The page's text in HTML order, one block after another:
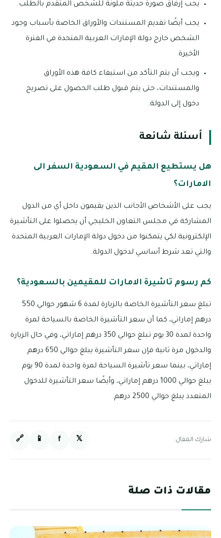
يجب إرفاق صورة حديثة ملونة للشخص المتقدم بالطلب.
يجب أيضًا تقديم المستندات والأوراق الخاصة بأسباب وجود
الشخص خارج دولة الإمارات العربية المتحدة في الفترة
الأخيرة.
ويجب أن يتم التأكد من استيفاء كافة هذه الأوراق
والمستندات، حتى يتم قبول طلب الحصول على تصريح
دخول إلى الدولة.
أسئلة شائعة
هل يستطيع المقيم في السعودية السفر الى
الامارات؟
يجب على الأشخاص الأجانب الذين يقيمون داخل أي من الدول
المشاركة في مجلس التعاون الخليجي أن يحصلوا على التأشيرة
الإلكترونية لكي يتمكنوا من دخول دولة الإمارات العربية المتحدة
والتي تعد شرط أساسي لدخول الدولة.
كم رسوم تاشيرة الامارات للمقيمين بالسعودية؟
تبلغ سعر التأشيرة الخاصة بالزيارة لمدة 6 شهور حوالي 550
درهم إماراتي، كما أن سعر التأشيرة الخاصة بالسياحة لمرة
واحدة لمدة 30 يوم تبلغ حوالي 350 درهم إماراتي، وفي حال الزيارة
والدخول مرة ثانية فإن سعر التأشيرة يبلغ حوالي 650 درهم
إماراتي، بينما سعر تأشيرة السياحة لمرة واحدة لمدة 90 يوم
يبلغ حوالي 1000 درهم إماراتي، وأيضًا سعر التأشيرة للدخول
المتعدد يبلغ حوالي 2500 درهم.
شارك المقال: 𝕏
f
📱
🔗
مقالات ذات صلة